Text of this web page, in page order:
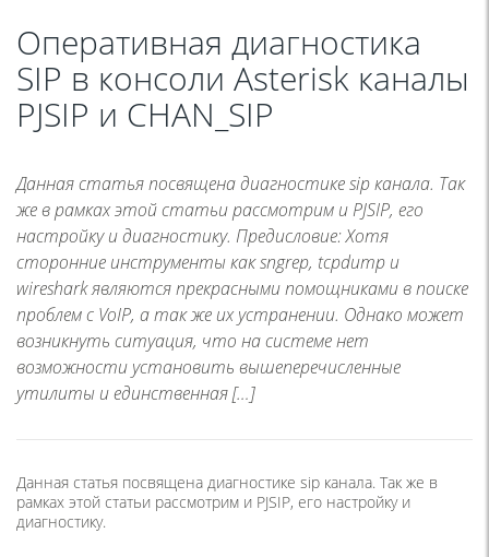
Оперативная диагностика
SIP в консоли Asterisk каналы
PJSIP и CHAN_SIP
Данная статья посвящена диагностике sip канала. Так
же в рамках этой статьи рассмотрим и PJSIP, его
настройку и диагностику. Предисловие: Хотя
сторонние инструменты как sngrep, tcpdump и
wireshark являются прекрасными помощниками в поиске
проблем с VoIP, а так же их устранении. Однако может
возникнуть ситуация, что на системе нет
возможности установить вышеперечисленные
утилиты и единственная […]
Данная статья посвящена диагностике sip канала. Так же в
рамках этой статьи рассмотрим и PJSIP, его настройку и
диагностику.